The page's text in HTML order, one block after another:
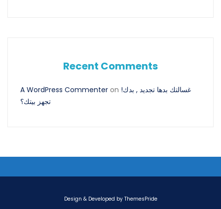
Recent Comments
A WordPress Commenter on !غسالتك بدها تجديد , بدك
تجهز بيتك؟
Design & Developed byThemesPride